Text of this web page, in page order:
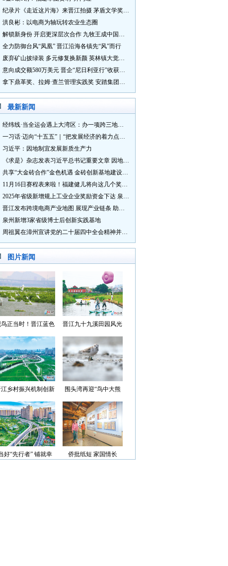
纪录片《走近这片海》来晋江拍摄 茅盾文学奖得主麦家探寻晋江“海海”人生
洪良彬：以电商为轴玩转农业生态圈
解锁新身份 开启更深层次合作 九牧王成中国奥委会官方赞助商
全力防御台风“凤凰” 晋江沿海各镇先“风”而行
废弃矿山披绿装 多元修复换新颜 英林镇大觉山片区废弃矿山生态修复项目通过验收
意向成交额580万美元 晋企“尼日利亚行”收获满满
拿下鼎革奖、拉姆·查兰管理实践奖 安踏集团获企业管理权威奖项
最新新闻
经纬线·当全运会遇上大湾区：办一项跨三地的赛事有多硬核？
一习话·迈向“十五五”｜“把发展经济的着力点放在实体经济上”
习近平：因地制宜发展新质生产力
《求是》杂志发表习近平总书记重要文章 因地制宜发展新质生产力
共享“大金砖合作”金色机遇 金砖创新基地建设成效显著
11月16日赛程表来啦！福建健儿将向这几个奖牌发起冲击→
2025年省级新增规上工业企业奖励资金下达 泉州市获补资金居全省首位
晋江发布跨境电商产业地图 展现产业链条 助力“晋品出海”
泉州新增3家省级博士后创新实践基地
周祖翼在漳州宣讲党的二十届四中全会精神并调研
图片新闻
正当时！晋江蓝色
晋江九十九溪田园风光
光”首批认定名单
乡村振兴机制创新
围头湾再迎“鸟中大熊
好“先行者” 铺就幸
侨批纸短 家国情长